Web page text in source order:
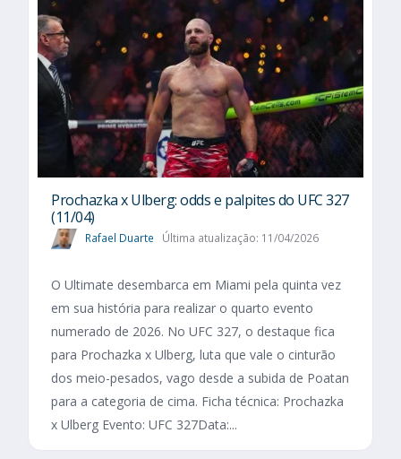
Prochazka x Ulberg: odds e palpites do UFC 327
(11/04)
Rafael Duarte Última atualização: 11/04/2026
O Ultimate desembarca em Miami pela quinta vez
em sua história para realizar o quarto evento
numerado de 2026. No UFC 327, o destaque fica
para Prochazka x Ulberg, luta que vale o cinturão
dos meio-pesados, vago desde a subida de Poatan
para a categoria de cima. Ficha técnica: Prochazka
x Ulberg Evento: UFC 327Data:...